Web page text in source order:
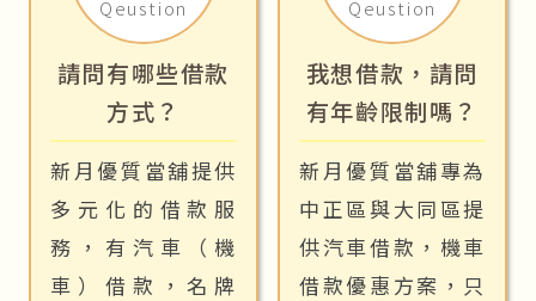
Qeustion
請問有哪些借款
方式？
新月優質當舖提供
多元化的借款服
務，有汽車（機
車）借款，名牌
Qeustion
我想借款，請問
有年齡限制嗎？
新月優質當舖專為
中正區與大同區提
供汽車借款，機車
借款優惠方案，只